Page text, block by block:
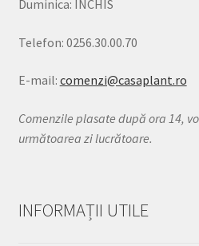
Duminica: ÎNCHIS
Telefon: 0256.30.00.70
E-mail: comenzi@casaplant.ro
Comenzile plasate după ora 14,
următoarea zi lucrătoare.
INFORMAȚII UTILE